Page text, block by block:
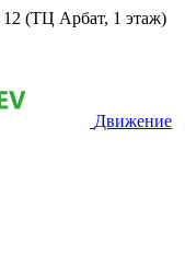
(ТЦ Арбат, 1 этаж)
Движение